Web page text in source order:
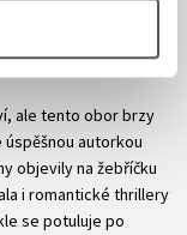
ale tento obor brzy
autorkou
objevily na žebříčku
i romantické thrillery
se potuluje po